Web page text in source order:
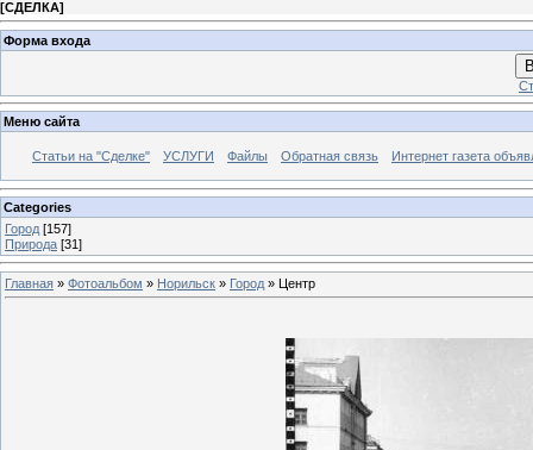
[СДЕЛКА]
Форма входа
Меню сайта
Статьи на "Сделке" УСЛУГИ Файлы Обратная связь Интернет газета
Categories
Город [157]
Природа [31]
Главная » Фотоальбом » Норильск » Город » Центр